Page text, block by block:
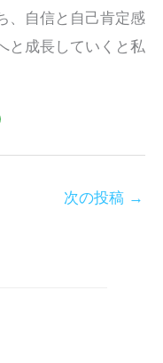
、自信と自己肯定感
と成長していくと私
次の投稿 →